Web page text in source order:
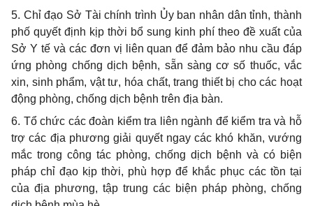
5. Chỉ đạo Sở Tài chính trình Ủy ban nhân dân tỉnh, thành
phố quyết định kịp thời bổ sung kinh phí theo đề xuất của
Sở Y tế và các đơn vị liên quan để đảm bảo nhu cầu đáp
ứng phòng chống dịch bệnh, sẵn sàng cơ số thuốc, vắc
xin, sinh phẩm, vật tư, hóa chất, trang thiết bị cho các hoạt
động phòng, chống dịch bệnh trên địa bàn.
6. Tổ chức các đoàn kiểm tra liên ngành để kiểm tra và hỗ
trợ các địa phương giải quyết ngay các khó khăn, vướng
mắc trong công tác phòng, chống dịch bệnh và có biện
pháp chỉ đạo kịp thời, phù hợp để khắc phục các tồn tại
của địa phương, tập trung các biện pháp phòng, chống